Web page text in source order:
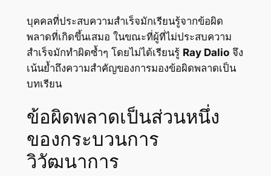
บุคคลที่ประสบความสำเร็จมักเรียนรู้จากข้อผิด
พลาดที่เกิดขึ้นเสมอ ในขณะที่ผู้ที่ไม่ประสบความ
สำเร็จมักทำผิดซ้ำๆ โดยไม่ได้เรียนรู้ Ray Dalioจึง
เน้นย้ำถึงความสำคัญของการมองข้อผิดพลาดเป็น
บทเรียน
ข้อผิดพลาดเป็นส่วนหนึ่ง
ของกระบวนการ
วิวัฒนาการ